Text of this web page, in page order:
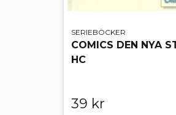
SERIEBÖCKER
COMICS DEN NYA
HC
39 kr